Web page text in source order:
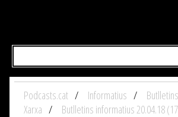
Podcasts.cat Informatius
Xarxa
Butlletins informatius 20.04.18